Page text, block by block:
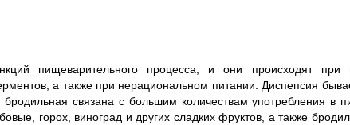
пищеварительного процесса, и они происходят при
а также при нерациональном питании. Диспепсия
связана с большим количествам употребления в
горох, виноград и других сладких фруктов, а также